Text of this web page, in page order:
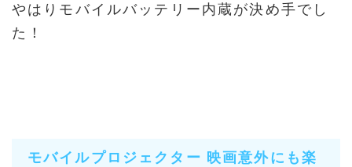
やはりモバイルバッテリー内蔵が決め手でし
た！
モバイルプロジェクター 映画意外にも楽